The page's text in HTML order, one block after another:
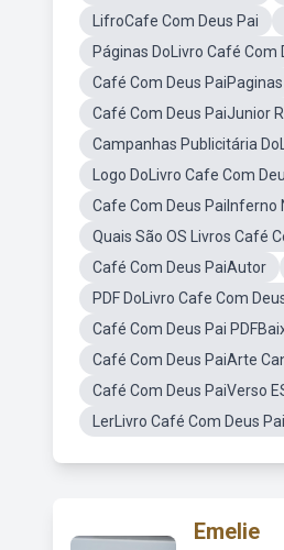
LifroCafe Com Deus Pai
Páginas DoLivro Café Com
Café Com Deus PaiPaginas
Café Com Deus PaiJunior
Campanhas Publicitária
Logo DoLivro Cafe Com
Cafe Com Deus PaiInferno
Quais São OS Livros Café
Café Com Deus PaiAutor
PDF DoLivro Cafe Com
Café Com Deus Pai
Café Com Deus PaiArte
Café Com Deus PaiVerso
LerLivro Café Com Deus Pai
Emelie